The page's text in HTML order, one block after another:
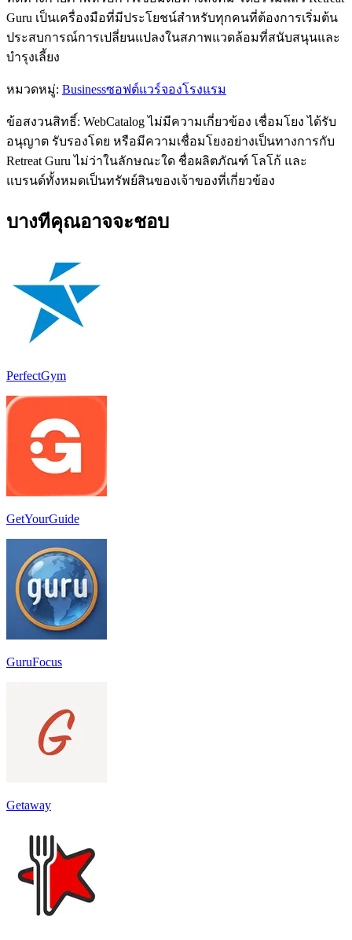
Guru เป็นเครื่องมือที่มีประโยชน์สำหรับทุกคนที่ต้องการเริ่มต้น
ประสบการณ์การเปลี่ยนแปลงในสภาพแวดล้อมที่สนับสนุนและ
บำรุงเลี้ยง
หมวดหมู่: Businessซอฟต์แวร์จองโรงแรม
ข้อสงวนสิทธิ์: WebCatalog ไม่มีความเกี่ยวข้อง เชื่อมโยง ได้รับ
อนุญาต รับรองโดย หรือมีความเชื่อมโยงอย่างเป็นทางการกับ
Retreat Guru ไม่ว่าในลักษณะใด ชื่อผลิตภัณฑ์ โลโก้ และ
แบรนด์ทั้งหมดเป็นทรัพย์สินของเจ้าของที่เกี่ยวข้อง
บางทีคุณอาจจะชอบ
PerfectGym
GetYourGuide
GuruFocus
Getaway